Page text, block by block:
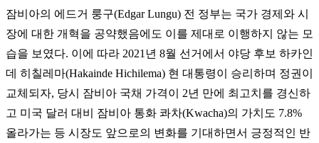
잠비아의 에드거 룽구(Edgar Lungu) 전 정부는 국가 경제와 시
장에 대한 개혁을 공약했음에도 이를 제대로 이행하지 않는 모
습을 보였다. 이에 따라 2021년 8월 선거에서 야당 후보 하카인
데 히칠레마(Hakainde Hichilema) 현 대통령이 승리하며 정권이
교체되자, 당시 잠비아 국채 가격이 2년 만에 최고치를 경신하
고 미국 달러 대비 잠비아 통화 콰차(Kwacha)의 가치도 7.8%
올라가는 등 시장도 앞으로의 변화를 기대하면서 긍정적인 반